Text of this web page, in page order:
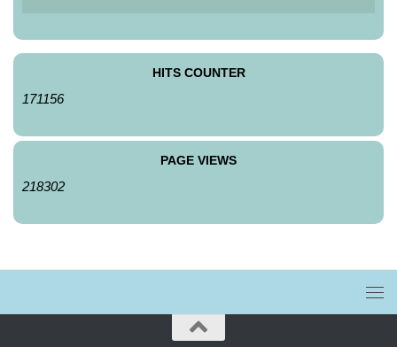
HITS COUNTER
171156
PAGE VIEWS
218302